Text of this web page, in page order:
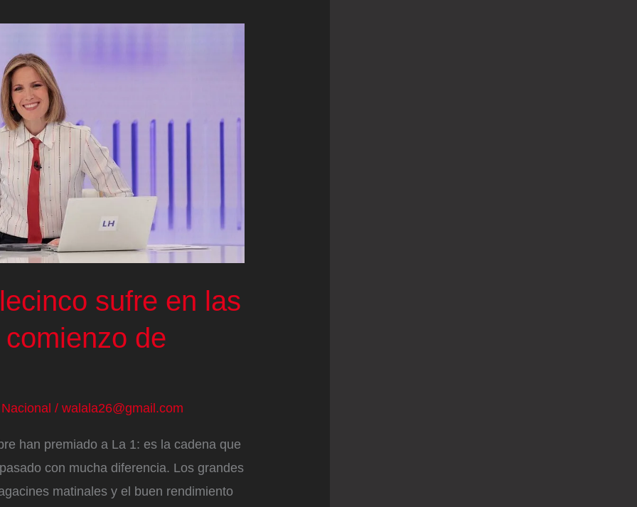
sufre en las
de
Nacional / walala26@gmail.com
han premiado a La 1: es la cadena que
con mucha diferencia. Los grandes
matinales y el buen rendimiento